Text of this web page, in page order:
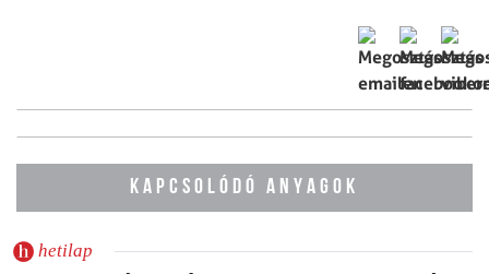
KAPCSOLÓDÓ ANYAGOK
hetilap